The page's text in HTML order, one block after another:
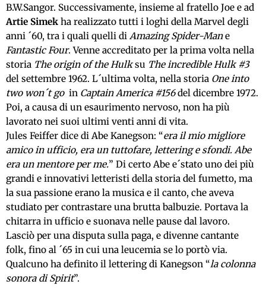
B.W.Sangor. Successivamente, insieme al fratello Joe e ad
Artie Simek ha realizzato tutti i loghi della Marvel degli
anni ´60, tra i quali quelli di Amazing Spider-Mane
Fantastic Four. Venne accreditato per la prima volta nella
storia The origin of the Hulksu The incredible Hulk #3
del settembre 1962. L´ultima volta, nella storia One into
two won´t goin Captain America #156del dicembre 1972.
Poi, a causa di un esaurimento nervoso, non ha più
lavorato nei suoi ultimi venti anni di vita.
Jules Feiffer dice di Abe Kanegson: “era il mio migliore
amico in ufficio, era un tuttofare, lettering e sfondi. Abe
era un mentore per me.” Di certo Abe e´stato uno dei più
grandi e innovativi letteristi della storia del fumetto, ma
la sua passione erano la musica e il canto, che aveva
studiato per contrastare una brutta balbuzie. Portava la
chitarra in ufficio e suonava nelle pause dal lavoro.
Lasciò per una disputa sulla paga, e divenne cantante
folk, fino al ´65 in cui una leucemia se lo portò via.
Qualcuno ha definito il lettering di Kanegson “la colonna
sonora di Spirit”.